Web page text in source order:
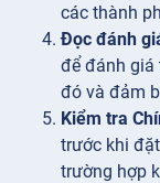
các thành
Đọc đánh
để đánh giá
đó và đảm
Kiểm tra
trước khi
trường hợp